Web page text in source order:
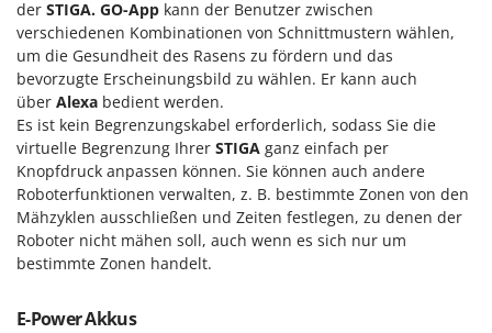
der STIGA. GO-App kann der Benutzer zwischen
verschiedenen Kombinationen von Schnittmustern wählen,
um die Gesundheit des Rasens zu fördern und das
bevorzugte Erscheinungsbild zu wählen. Er kann auch
über Alexa bedient werden.
Es ist kein Begrenzungskabel erforderlich, sodass Sie die
virtuelle Begrenzung Ihrer STIGA ganz einfach per
Knopfdruck anpassen können. Sie können auch andere
Roboterfunktionen verwalten, z. B. bestimmte Zonen von den
Mähzyklen ausschließen und Zeiten festlegen, zu denen der
Roboter nicht mähen soll, auch wenn es sich nur um
bestimmte Zonen handelt.
E-Power Akkus